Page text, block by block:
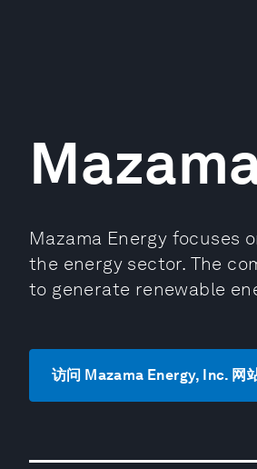
Mazama Energy focuses
the energy sector. The
to generate renewable
访问 Mazama Energy, Inc. 网